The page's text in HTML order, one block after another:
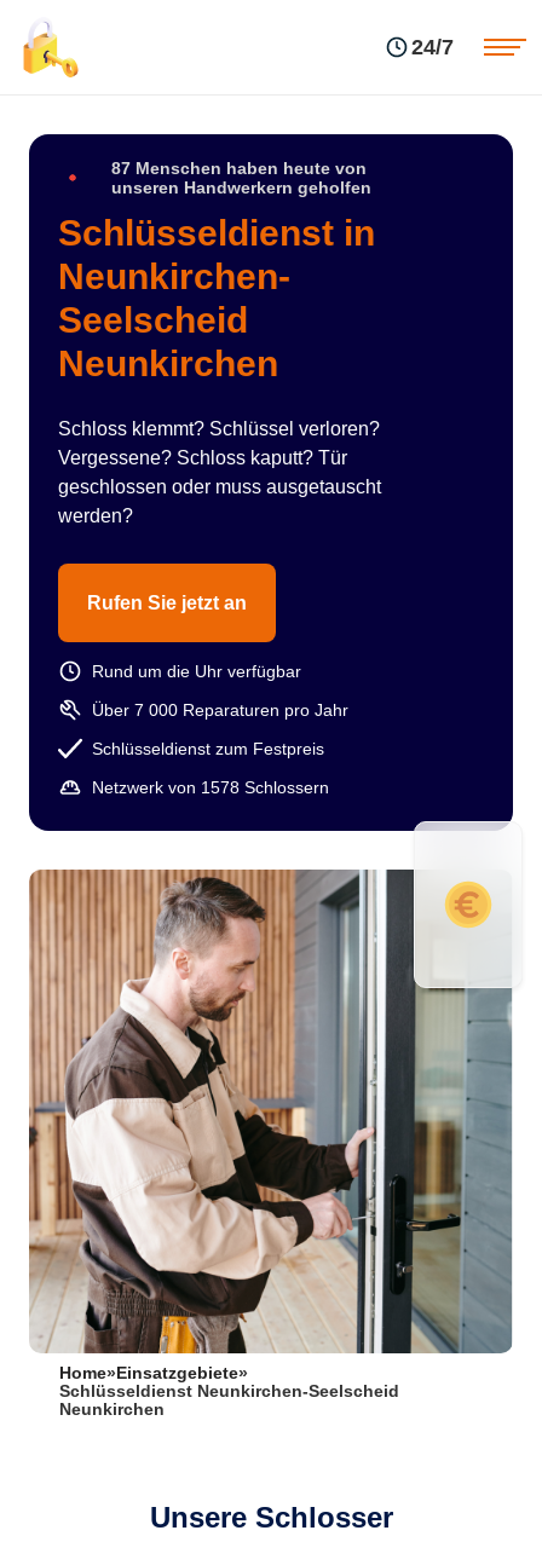
24/7
87 Menschen haben heute von
unseren Handwerkern geholfen
Schlüsseldienst in
Neunkirchen-
Seelscheid
Neunkirchen
Schloss klemmt? Schlüssel verloren?
Vergessene? Schloss kaputt? Tür
geschlossen oder muss ausgetauscht
werden?
Rufen Sie jetzt an
Rund um die Uhr verfügbar
Über 7 000 Reparaturen pro Jahr
Schlüsseldienst zum Festpreis
Netzwerk von 1578 Schlossern
Home» Einsatzgebiete»
Schlüsseldienst Neunkirchen-Seelscheid
Neunkirchen
Unsere Schlosser